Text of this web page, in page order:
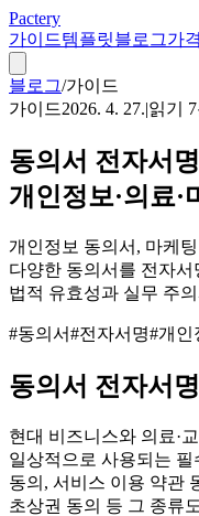
Pactery
가이드템플릿블로그가격
블로그/가이드
가이드2026. 4. 27.|읽기 7
동의서 전자서
개인정보·의료·
개인정보 동의서, 마케
다양한 동의서를 전자
법적 유효성과 실무 주
#동의서#전자서명#개인
동의서 전자서
현대 비즈니스와 의료·
일상적으로 사용되는 필
동의, 서비스 이용 약관
초상권 동의 등 그 종류